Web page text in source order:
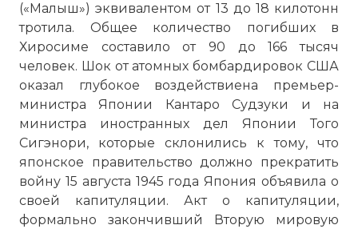
(«Малыш») эквивалентом от 13 до 18 килотонн
тротила. Общее количество погибших в
Хиросиме составило от 90 до 166 тысяч
человек. Шок от атомных бомбардировок США
оказал глубокое воздействиена премьер-
министра Японии Кантаро Судзуки и на
министра иностранных дел Японии Того
Сигэнори, которые склонились к тому, что
японское правительство должно прекратить
войну 15 августа 1945 года Япония объявила о
своей капитуляции. Акт о капитуляции,
формально закончивший Вторую мировую